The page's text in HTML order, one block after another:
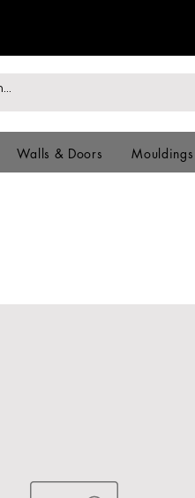
Walls & Doors Mouldings